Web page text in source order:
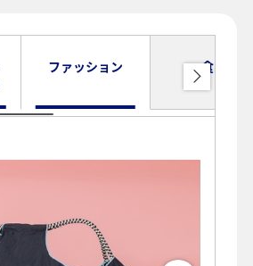
ファッション 食品